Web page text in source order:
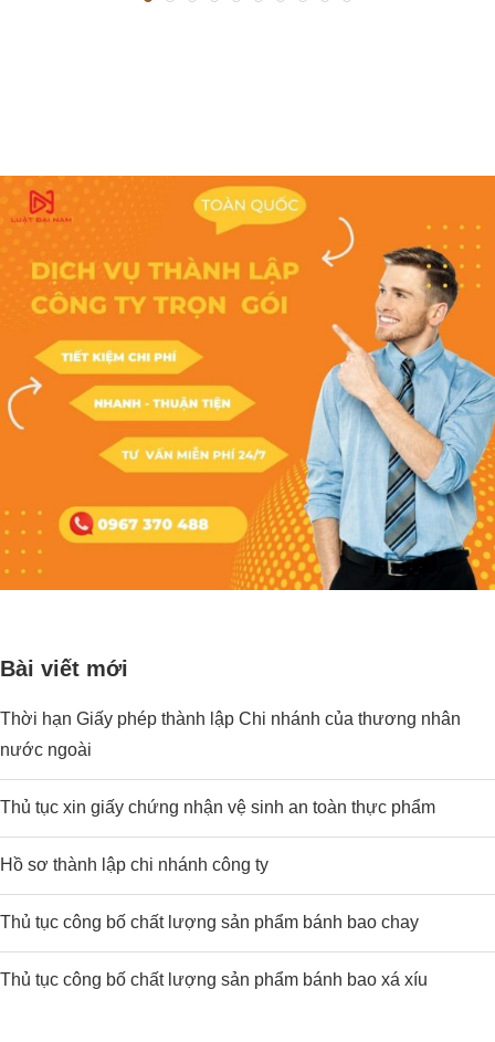
Bài viết mới
Thời hạn Giấy phép thành lập Chi nhánh của thương nhân
nước ngoài
Thủ tục xin giấy chứng nhận vệ sinh an toàn thực phẩm
Hồ sơ thành lập chi nhánh công ty
Thủ tục công bố chất lượng sản phẩm bánh bao chay
Thủ tục công bố chất lượng sản phẩm bánh bao xá xíu